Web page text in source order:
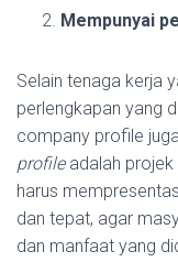
Mempunyai
Selain tenaga kerja
perlengkapan yang
company profile
profileadalah projek
harus
dan tepat, agar
dan manfaat yang